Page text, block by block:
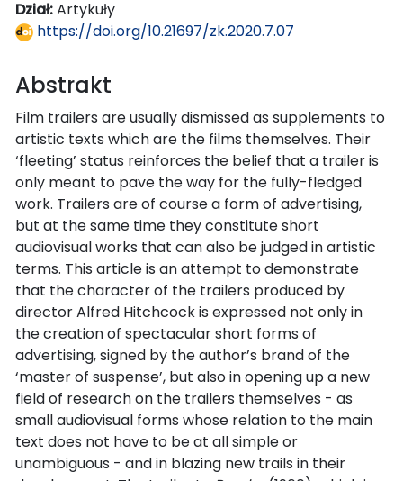
Dział:Artykuły
https://doi.org/10.21697/zk.2020.7.07
Abstrakt
Film trailers are usually dismissed as supplements to
artistic texts which are the films themselves. Their
‘fleeting’ status reinforces the belief that a trailer is
only meant to pave the way for the fully-fledged
work. Trailers are of course a form of advertising,
but at the same time they constitute short
audiovisual works that can also be judged in artistic
terms. This article is an attempt to demonstrate
that the character of the trailers produced by
director Alfred Hitchcock is expressed not only in
the creation of spectacular short forms of
advertising, signed by the author’s brand of the
‘master of suspense’, but also in opening up a new
field of research on the trailers themselves - as
small audiovisual forms whose relation to the main
text does not have to be at all simple or
unambiguous - and in blazing new trails in their